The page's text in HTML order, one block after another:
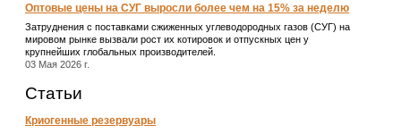
Оптовые цены на СУГ выросли более чем на 15% за неделю
Затруднения с поставками сжиженных углеводородных газов (СУГ) на
мировом рынке вызвали рост их котировок и отпускных цен у
крупнейших глобальных производителей.
03 Мая 2026 г.
Статьи
Криогенные резервуары